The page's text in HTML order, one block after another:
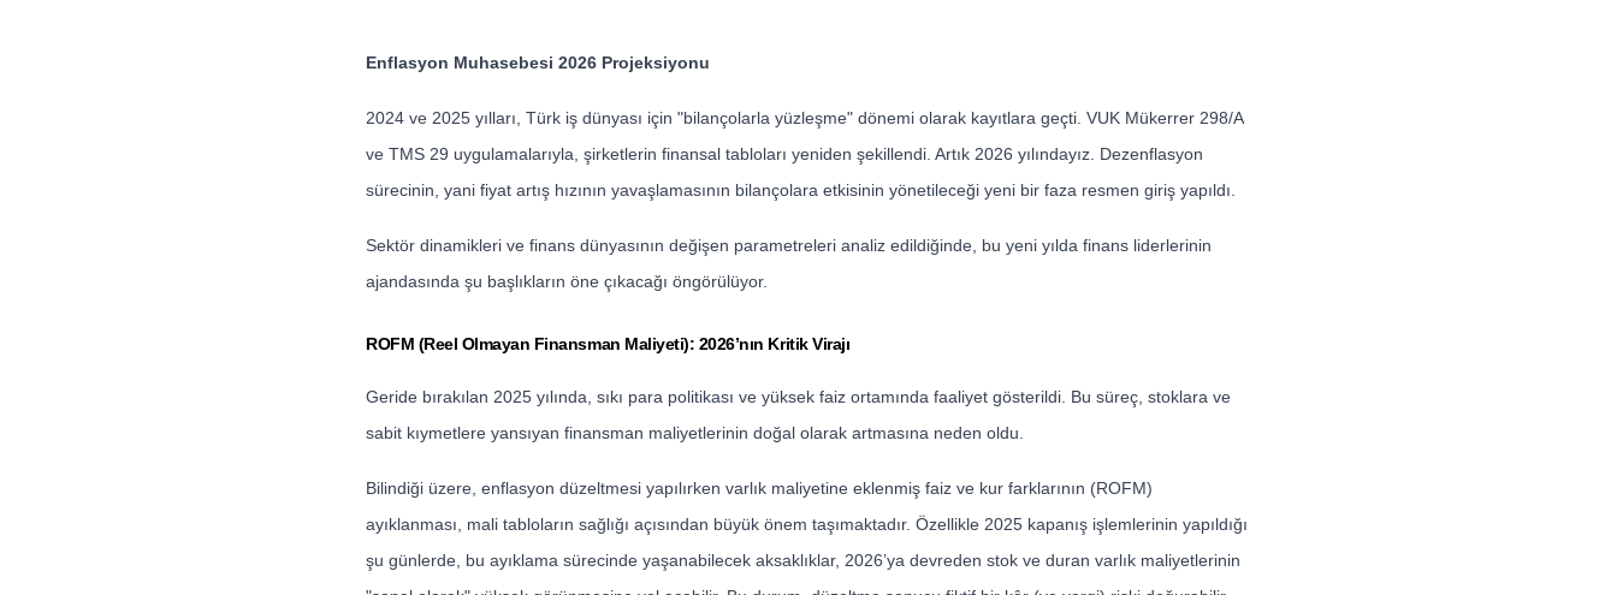
Enflasyon Muhasebesi 2026 Projeksiyonu
2024 ve 2025 yılları, Türk iş dünyası için "bilançolarla yüzleşme" dönemi olarak kayıtlara geçti. VUK Mükerrer 298/A
ve TMS 29 uygulamalarıyla, şirketlerin finansal tabloları yeniden şekillendi. Artık 2026 yılındayız. Dezenflasyon
sürecinin, yani fiyat artış hızının yavaşlamasının bilançolara etkisinin yönetileceği yeni bir faza resmen giriş yapıldı.
Sektör dinamikleri ve finans dünyasının değişen parametreleri analiz edildiğinde, bu yeni yılda finans liderlerinin
ajandasında şu başlıkların öne çıkacağı öngörülüyor.
ROFM (Reel Olmayan Finansman Maliyeti): 2026’nın Kritik Virajı
Geride bırakılan 2025 yılında, sıkı para politikası ve yüksek faiz ortamında faaliyet gösterildi. Bu süreç, stoklara ve
sabit kıymetlere yansıyan finansman maliyetlerinin doğal olarak artmasına neden oldu.
Bilindiği üzere, enflasyon düzeltmesi yapılırken varlık maliyetine eklenmiş faiz ve kur farklarının (ROFM)
ayıklanması, mali tabloların sağlığı açısından büyük önem taşımaktadır. Özellikle 2025 kapanış işlemlerinin yapıldığı
şu günlerde, bu ayıklama sürecinde yaşanabilecek aksaklıklar, 2026’ya devreden stok ve duran varlık maliyetlerinin